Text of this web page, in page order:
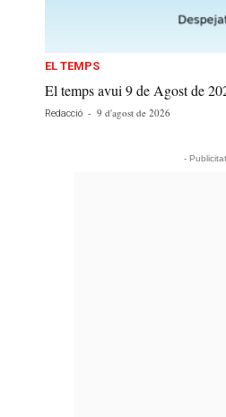
EL TEMPS
El temps avui 9 de Agost de
Redacció - 9 d'agost de 2026
-